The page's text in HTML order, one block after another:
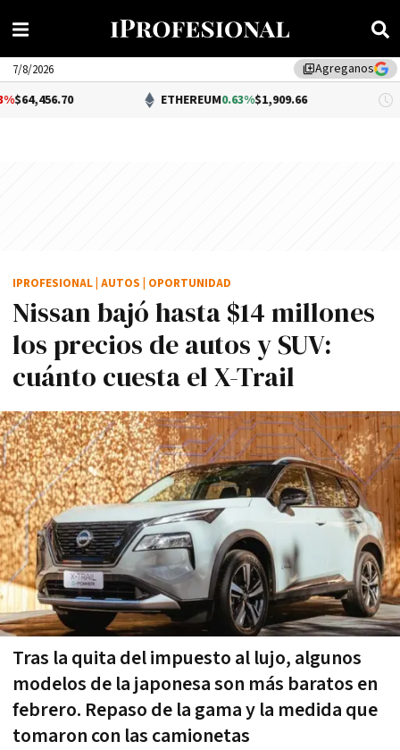
library_addAgreganos
7/8/2026
ETHEREUM0.63%$1,909.66
Nissan bajó hasta $14 millones
los precios de autos y SUV:
cuánto cuesta el X-Trail
Tras la quita del impuesto al lujo, algunos
modelos de la japonesa son más baratos en
febrero. Repaso de la gama y la medida que
tomaron con las camionetas
IPROFESIONAL AUTOS OPORTUNIDAD